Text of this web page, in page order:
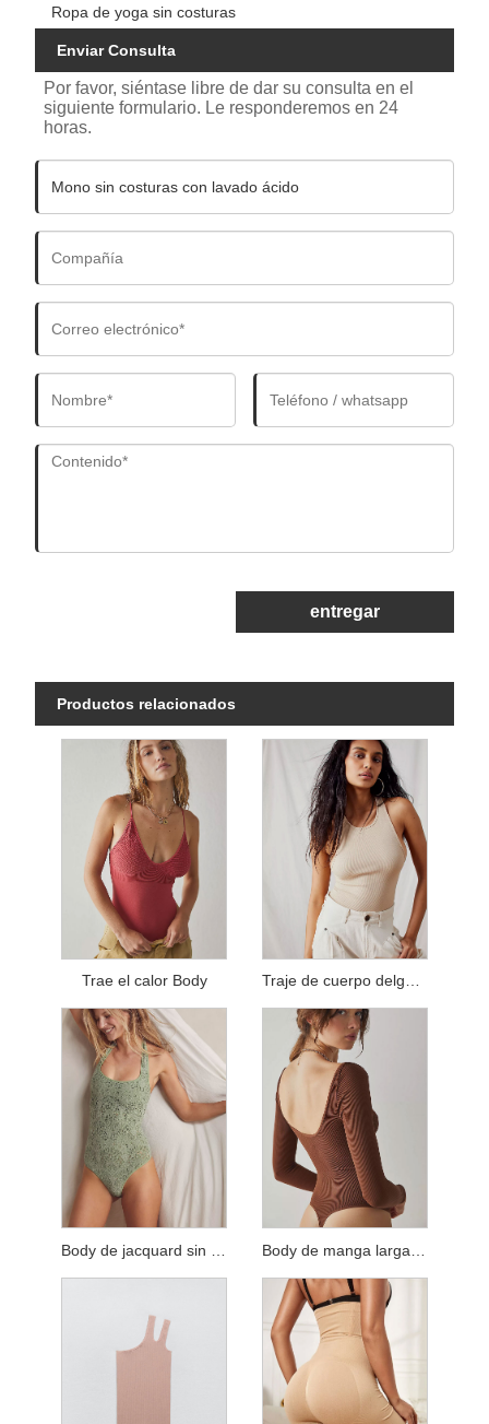
Ropa de yoga sin costuras
Enviar Consulta
Por favor, siéntase libre de dar su consulta en el
siguiente formulario. Le responderemos en 24
horas.
entregar
Productos relacionados
Trae el calor Body Traje de cuerpo delgado sin costuras